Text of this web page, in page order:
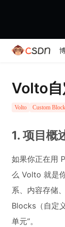
Volto自
Volto Custom
1. 项目概
如果你正在用
么 Volto 就是
系、内容存储
Blocks（自定
单元”。